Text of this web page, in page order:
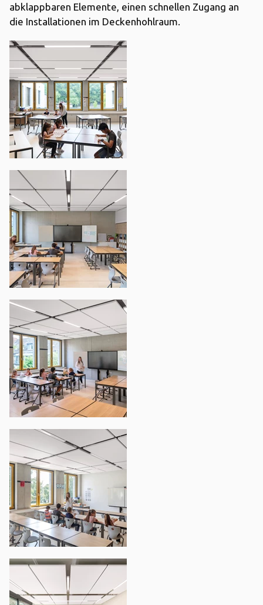
abklappbaren Elemente, einen schnellen Zugang an
die Installationen im Deckenhohlraum.